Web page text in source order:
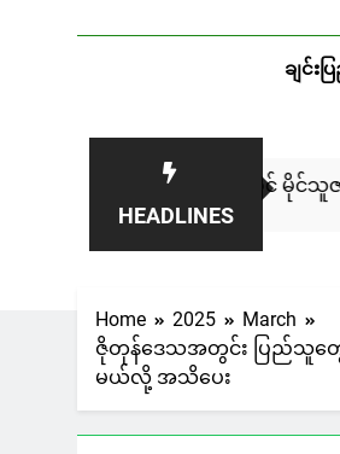
ချင်း
HEADLINES
/ CPA တပ်ဖွဲ့ဝင် မိုင်သူဇာကို ပြန်လွှတ်ပ
Home 2025
March
ဇိုတုန်ဒေသအတွင်း ပြည်သူတွေ
မယ်လို့ အသိပေး